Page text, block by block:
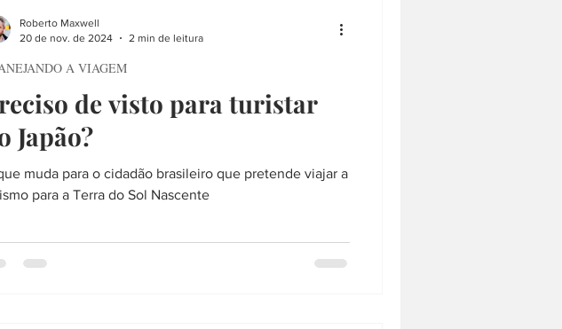
de visto para turistar
Japão?
muda para o cidadão brasileiro que pretende viajar a
para a Terra do Sol Nascente
A VIAGEM
Roberto Maxwell
20 de nov. de 2024
2 min de leitura